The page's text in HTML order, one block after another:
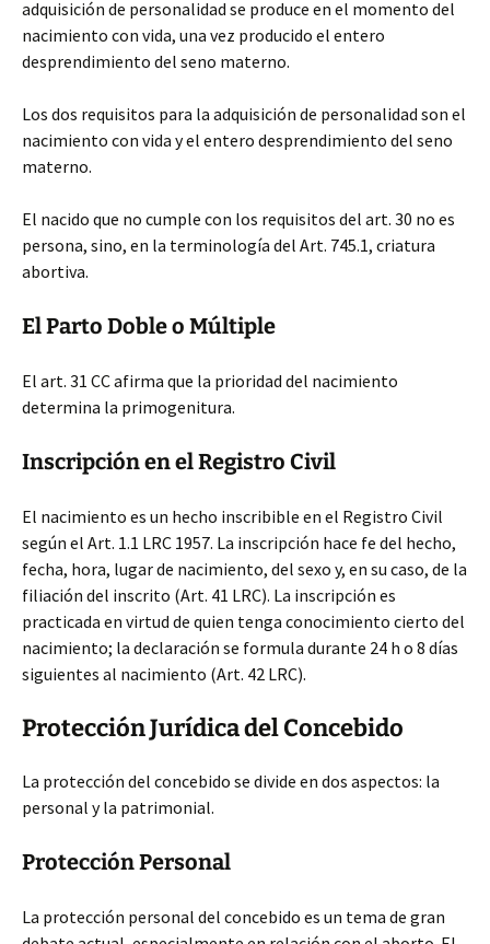
adquisición de personalidad se produce en el momento del
nacimiento con vida, una vez producido el entero
desprendimiento del seno materno.
Los dos requisitos para la adquisición de personalidad son el
nacimiento con vida y el entero desprendimiento del seno
materno.
El nacido que no cumple con los requisitos del art. 30 no es
persona, sino, en la terminología del Art. 745.1, criatura
abortiva.
El Parto Doble o Múltiple
El art. 31 CC afirma que la prioridad del nacimiento
determina la primogenitura.
Inscripción en el Registro Civil
El nacimiento es un hecho inscribible en el Registro Civil
según el Art. 1.1 LRC 1957. La inscripción hace fe del hecho,
fecha, hora, lugar de nacimiento, del sexo y, en su caso, de la
filiación del inscrito (Art. 41 LRC). La inscripción es
practicada en virtud de quien tenga conocimiento cierto del
nacimiento; la declaración se formula durante 24 h o 8 días
siguientes al nacimiento (Art. 42 LRC).
Protección Jurídica del Concebido
La protección del concebido se divide en dos aspectos: la
personal y la patrimonial.
Protección Personal
La protección personal del concebido es un tema de gran